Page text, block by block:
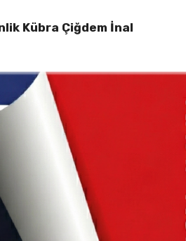
Kübra Çiğdem İnal